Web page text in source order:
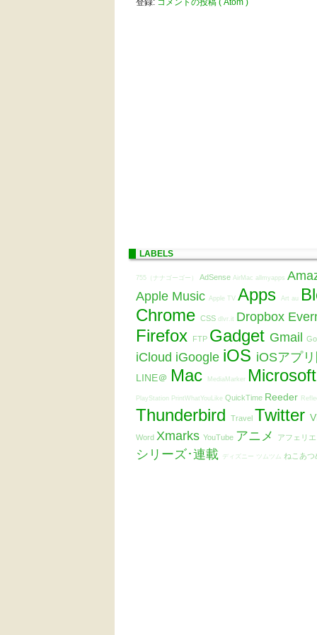
登録: コメントの投稿 ( Atom )
LABELS
755（ナナゴーゴー） AdSense AirMac allmyapps
Apple Music Apple TV Apps Art au
Chrome CSS dlvr.it Dropbox
Firefox FTP Gadget Gmail
iCloud iGoogle iOS iOSアプ
LINE＠ Mac MediaMarker
PlayStation PrintWhatYouLike QuickTime Reeder
Thunderbird Travel Twitter
Word Xmarks YouTube アニメ アフェリ
シリーズ･連載 ディズニー ツムツム ねこあ